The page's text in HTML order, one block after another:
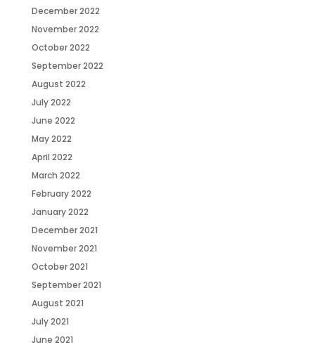
December 2022
November 2022
October 2022
September 2022
August 2022
July 2022
June 2022
May 2022
April 2022
March 2022
February 2022
January 2022
December 2021
November 2021
October 2021
September 2021
August 2021
July 2021
June 2021